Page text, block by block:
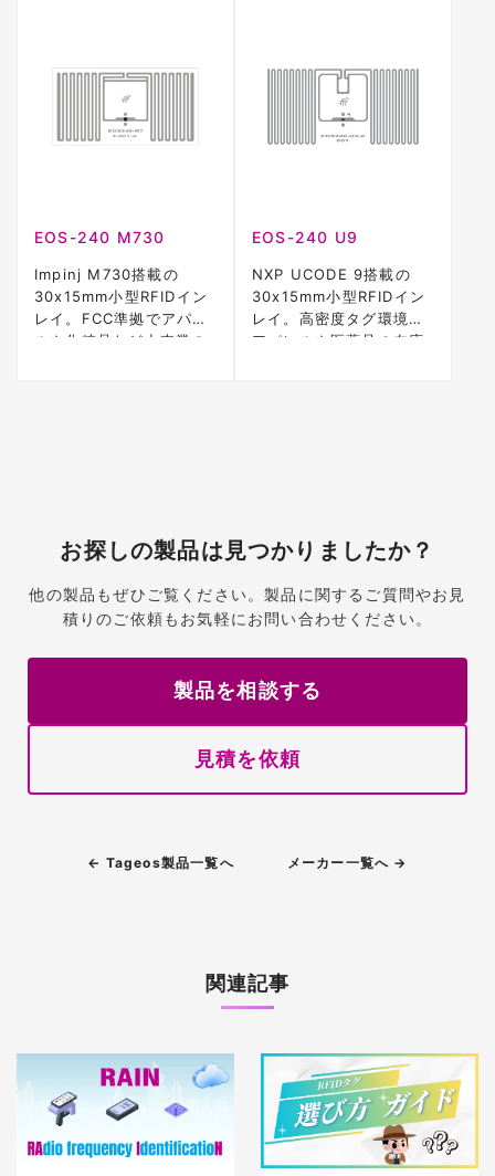
EOS-240 M730
Impinj M730搭載の
30x15mm小型RFIDイン
レイ。FCC準拠でアパレ
ルや化粧品など小売業の
EOS-240 U9
NXP UCODE 9搭載の
30x15mm小型RFIDイン
レイ。高密度タグ環境で
アパレルや医薬品の在庫
お探しの製品は見つかりましたか？
他の製品もぜひご覧ください。製品に関するご質問やお見
積りのご依頼もお気軽にお問い合わせください。
製品を相談する
見積を依頼
← Tageos製品一覧へ メーカー一覧へ →
関連記事